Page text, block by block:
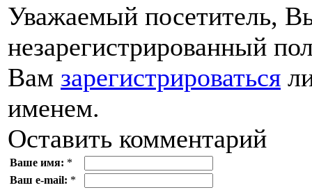
Уважаемый посетитель,
незарегистрированный
Вам зарегистрироваться
именем.
Оставить комментарий
Ваше имя: *
Ваш e-mail: *